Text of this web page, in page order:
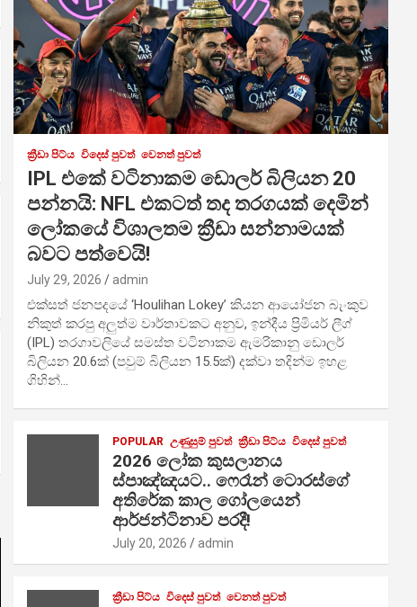
ක්‍රීඩා පිට්ය විදෙස් පුවත් වෙනත් පුවත්
IPL එකේ වටිනාකම ඩොලර් බිලියන 20
පන්නයි: NFL එකටත් තද තරගයක් දෙමින්
ලෝකයේ විශාලතම ක්‍රීඩා සන්නාමයක්
බවට පත්වෙයි!
July 29, 2026 admin
එක්සත් ජනපදයේ ‘Houlihan Lokey’ කියන ආයෝජන බැංකුව
නිකුත් කරපු අලුත්ම වාර්තාවකට අනුව, ඉන්දීය ප්‍රිමියර් ලීග්
(IPL) තරගාවලියේ සමස්ත වටිනාකම ඇමරිකානු ඩොලර්
බිලියන 20.6ක් (පවුම් බිලියන 15.5ක්) දක්වා තදින්ම ඉහළ
ගිහින්…
POPULAR උණුසුම් පුවත් ක්‍රීඩා පිට්ය විදෙස් පුවත්
2026 ලෝක කුසලානය
ස්පාඤ්ඤයට.. ෆෙරෑන් ටොරස්ගේ
අතිරේක කාල ගෝලයෙන්
ආර්ජන්ටිනාව පරදී!
July 20, 2026 admin
ක්‍රීඩා පිට්ය විදෙස් පුවත් වෙනත් පුවත්